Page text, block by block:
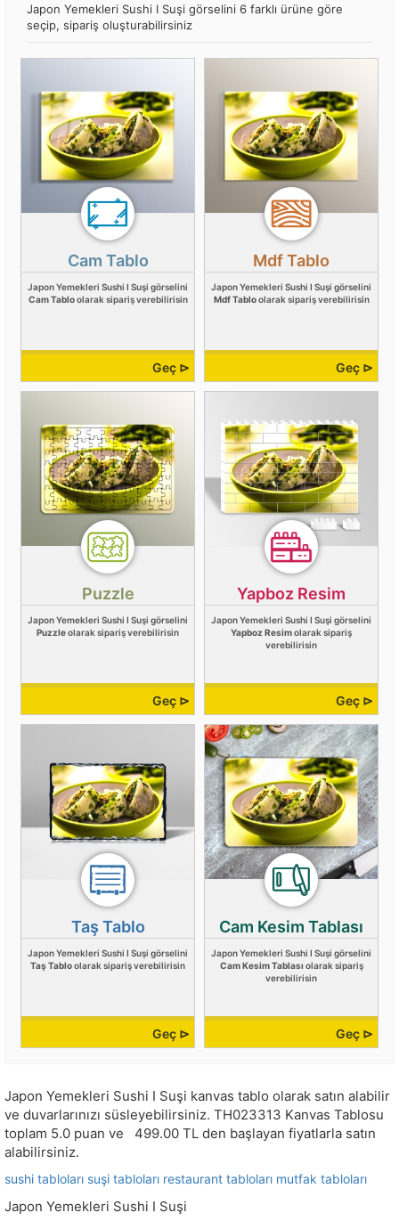
Japon Yemekleri Sushi I Suşi görselini 6 farklı ürüne göre
seçip, sipariş oluşturabilirsiniz
Cam Tablo
Japon Yemekleri Sushi I Suşi görselini
Cam Tabloolarak sipariş verebilirisin
Geç ⊳
Mdf Tablo
Japon Yemekleri Sushi I Suşi görselini
Mdf Tabloolarak sipariş verebilirisin
Geç ⊳
Puzzle
Japon Yemekleri Sushi I Suşi görselini
Puzzleolarak sipariş verebilirisin
Geç ⊳
Yapboz Resim
Japon Yemekleri Sushi I Suşi görselini
Yapboz Resimolarak sipariş
verebilirisin
Geç ⊳
Taş Tablo
Japon Yemekleri Sushi I Suşi görselini
Taş Tabloolarak sipariş verebilirisin
Geç ⊳
Cam Kesim Tablası
Japon Yemekleri Sushi I Suşi görselini
Cam Kesim Tablası olarak sipariş
verebilirisin
Geç ⊳
Japon Yemekleri Sushi I Suşi kanvas tablo olarak satın alabilir
ve duvarlarınızı süsleyebilirsiniz. TH023313 Kanvas Tablosu
toplam 5.0 puan ve 499.00 TL den başlayan fiyatlarla satın
alabilirsiniz.
sushi tabloları suşi tabloları restaurant tabloları mutfak tabloları
Japon Yemekleri Sushi I Suşi